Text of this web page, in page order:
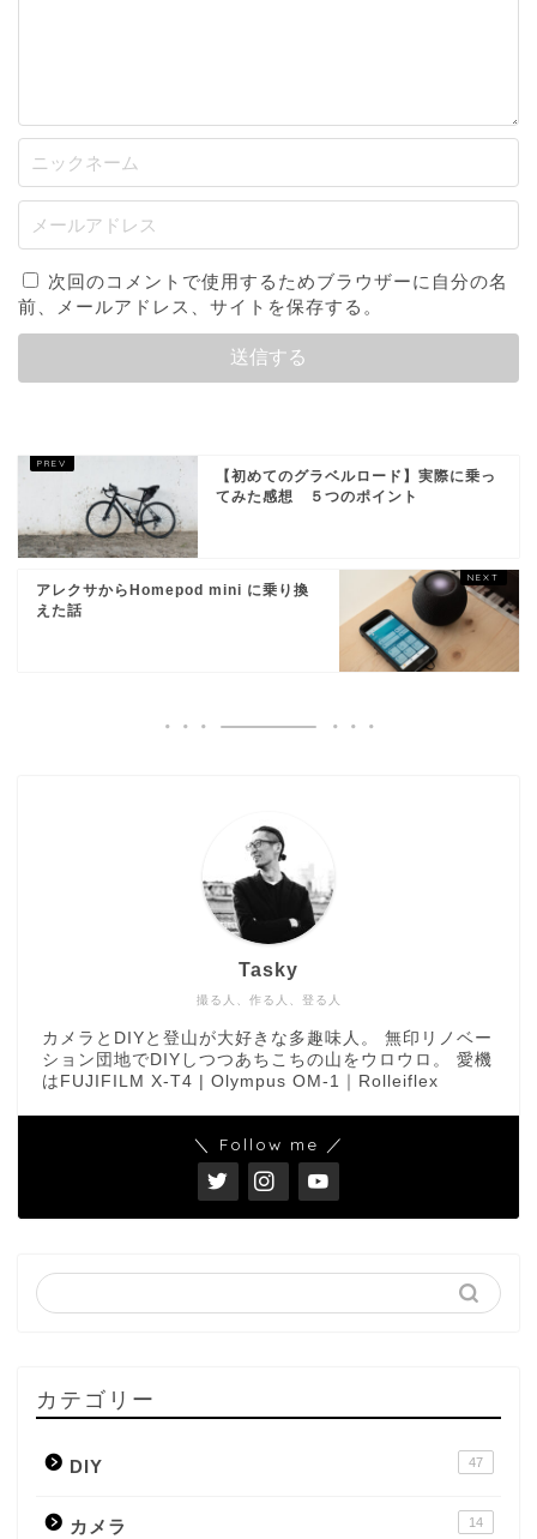
次回のコメントで使用するためブラウザーに自分の名
前、メールアドレス、サイトを保存する。
【初めてのグラベルロード】実際に乗っ
てみた感想 ５つのポイント
アレクサからHomepod mini に乗り換
えた話
撮る人、作る人、登る人
Tasky
カメラとDIYと登山が大好きな多趣味人。 無印リノベー
ション団地でDIYしつつあちこちの山をウロウロ。 愛機
はFUJIFILM X-T4 | Olympus OM-1｜Rolleiflex
＼ Follow me ／
カテゴリー
DIY 47
カメラ 14